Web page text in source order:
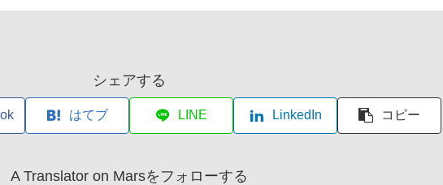
シェアする
はてブ LINE LinkedIn コピー
A Translator on Marsをフォローする